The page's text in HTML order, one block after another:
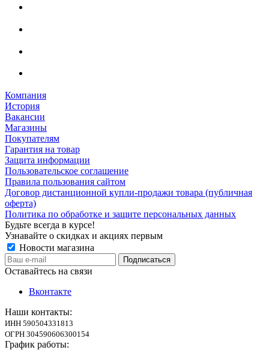
Компания
История
Вакансии
Магазины
Покупателям
Гарантия на товар
Защита информации
Пользовательское соглашение
Правила пользования сайтом
Договор дистанционной купли-продажи товара (публичная
оферта)
Политика по обработке и защите персональных данных
Будьте всегда в курсе!
Узнавайте о скидках и акциях первым
Новости магазина
Оставайтесь на связи
Вконтакте
Наши контакты:
ИНН 590504331813
ОГРН 304590606300154
График работы: